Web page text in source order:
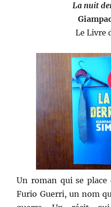
La nuit
Le Livre
Un roman qui se
Furio Guerri, un nom